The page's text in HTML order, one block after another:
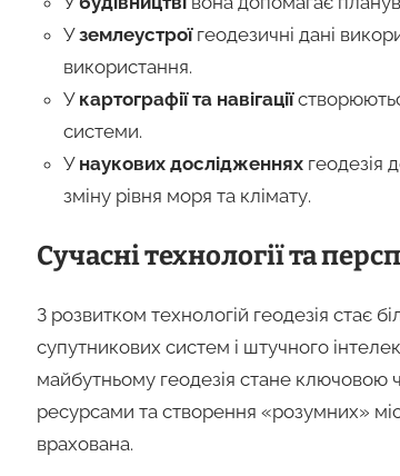
Уземлеустроїгеодезичні дані
використання.
У картографії та навігації
системи.
У наукових дослідженняхгеодезія
зміну рівня моря та клімату.
Сучасні технології та
З розвитком технологій геодезія стає
супутникових систем і штучного
майбутньому геодезія стане ключовою
ресурсами та створення «розумних»
врахована.